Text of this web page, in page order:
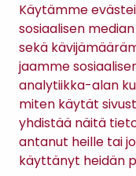
Käytämme
sosiaalisen
sekä
jaamme
analytiikka-alan
miten käytät
yhdistää näitä
antanut heille tai
käyttänyt heidän